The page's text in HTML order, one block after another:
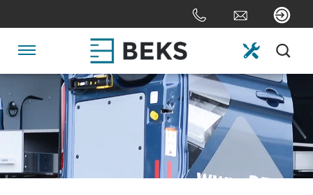
to
content
Jump
the
navigation
HOME
O FIRMĚ